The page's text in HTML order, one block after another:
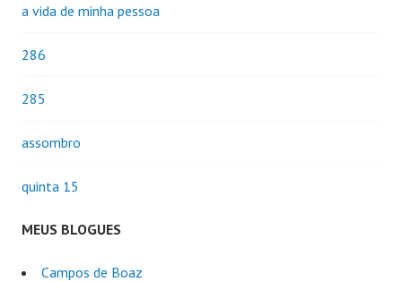
a vida de minha pessoa
286
285
assombro
quinta 15
MEUS BLOGUES
Campos de Boaz